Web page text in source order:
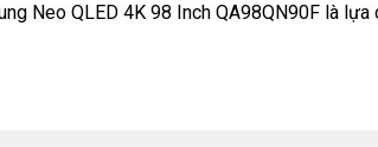
Neo QLED 4K 98 Inch QA98QN90F là